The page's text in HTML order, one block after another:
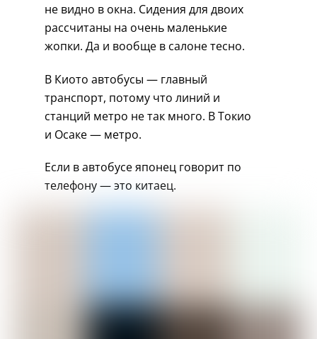
не видно в окна. Сидения для двоих
рассчитаны на очень маленькие
жопки. Да и вообще в салоне тесно.
В Киото автобусы — главный
транспорт, потому что линий и
станций метро не так много. В Токио
и Осаке — метро.
Если в автобусе японец говорит по
телефону — это китаец.